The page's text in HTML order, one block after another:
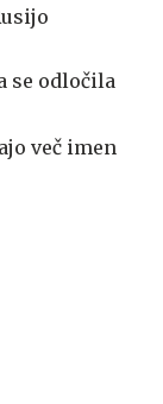
se odločila
več imen